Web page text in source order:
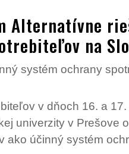
Alternatívne
na
systém ochrany
v dňoch 16. a
univerzity v Prešove
ako účinný systém